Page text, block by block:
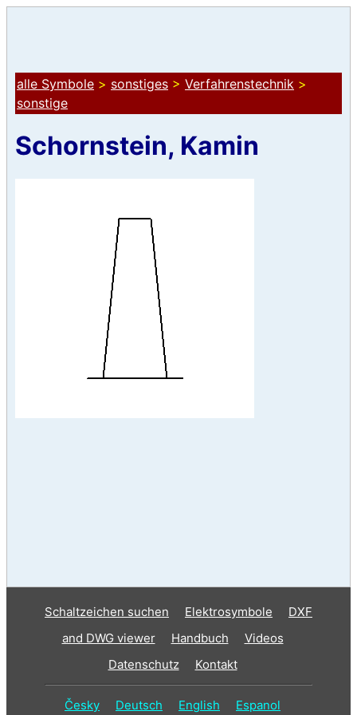
alle Symbole > sonstiges > Verfahrenstechnik >
sonstige
Schornstein, Kamin
Schaltzeichen suchen Elektrosymbole
DXF
and DWG viewer
Handbuch
Videos
Datenschutz
Kontakt
Česky Deutsch English Espanol